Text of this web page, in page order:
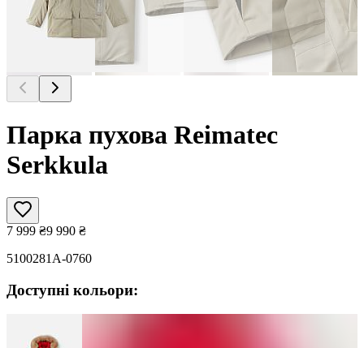
Парка пухова Reimatec
Serkkula
7 999 ₴9 990 ₴
5100281A-0760
Доступні кольори: